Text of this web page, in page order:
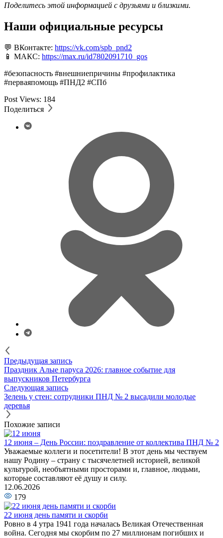
Поделитесь этой информацией с друзьями и близкими.
Наши официальные ресурсы
💬 ВКонтакте: https://vk.com/spb_pnd2
📱 МАКС: https://max.ru/id7802091710_gos
#безопасность #внешниепричины #профилактика
#перваяпомощь #ПНД2 #СПб
Post Views: 184
Поделиться
Предыдущая запись
Праздник Алые паруса 2026: главное событие для
выпускников Петербурга
Следующая запись
Зелень у стен: сотрудники ПНД № 2 высадили молодые
деревья
Похожие записи
12 июня – День России: поздравление от коллектива ПНД № 2
Уважаемые коллеги и посетители! В этот день мы чествуем
нашу Родину – страну с тысячелетней историей, великой
культурой, необъятными просторами и, главное, людьми,
которые составляют её душу и силу.
12.06.2026
179
22 июня день памяти и скорби
Ровно в 4 утра 1941 года началась Великая Отечественная
война. Сегодня мы скорбим по 27 миллионам погибших и